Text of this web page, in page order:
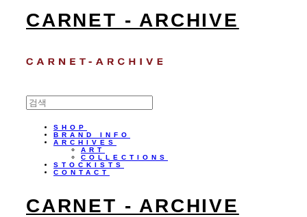
CARNET - ARCHIVE
SHOP
BRAND INFO
ARCHIVES
ART
COLLECTIONS
STOCKISTS
CONTACT
CARNET - ARCHIVE